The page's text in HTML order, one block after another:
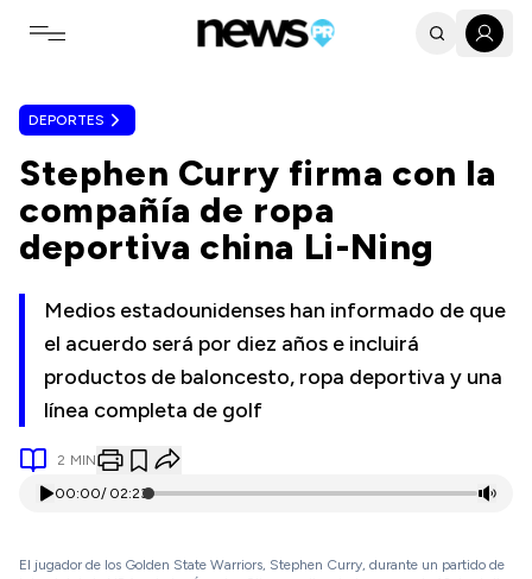
Toggle navigation menu
DEPORTES
Stephen Curry firma con la
compañía de ropa
deportiva china Li-Ning
Medios estadounidenses han informado de que
el acuerdo será por diez años e incluirá
productos de baloncesto, ropa deportiva y una
línea completa de golf
2 MIN
00:00/ 02:23
El jugador de los Golden State Warriors, Stephen Curry, durante un partido de